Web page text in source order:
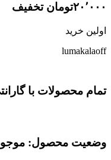
۲۰٬۰۰۰تومان تخفیف
اولین خرید
lumakalaoff
تمام محصولات با
وضعیت محصول: موجود